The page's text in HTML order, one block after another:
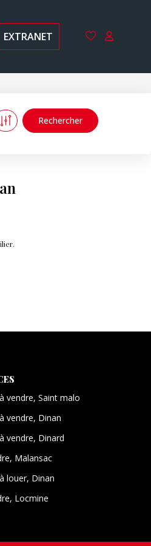
EXTRANET
vendre, Saint malo
vendre, Dinan
vendre, Dinard
Malansac
louer, Dinan
Locmine